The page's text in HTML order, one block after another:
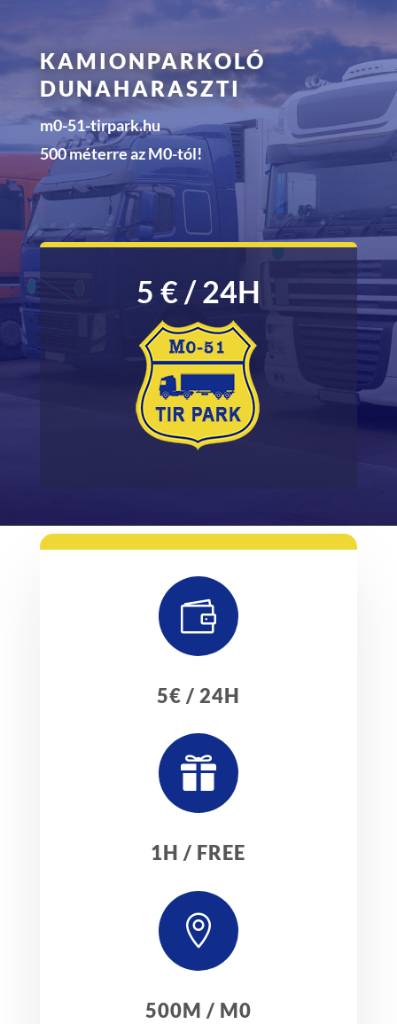
KAMIONPARKOLÓ
DUNAHARASZTI
m0-51-tirpark.hu
500 méterre az M0-tól!
5 € / 24H

5€ / 24H

1H / FREE

500M / M0